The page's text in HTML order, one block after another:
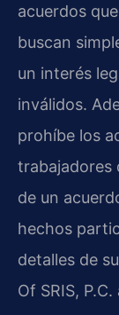
acuerdos
buscan
un interés
inválidos.
prohíbe los
trabajadores
de un
hechos
detalles de
Of SRIS,